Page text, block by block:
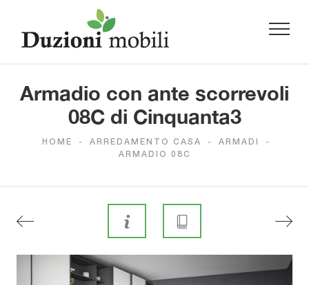
Armadio con ante scorrevoli
08C di Cinquanta3
HOME - ARREDAMENTO CASA - ARMADI
-
ARMADIO 08C